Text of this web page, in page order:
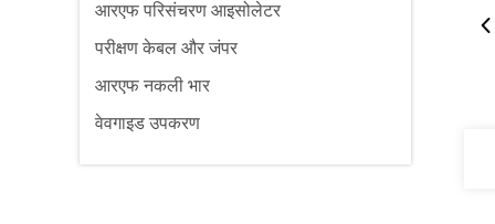
आरएफ परिसंचरण आइसोलेटर
परीक्षण केबल और जंपर
आरएफ नकली भार
वेवगाइड उपकरण